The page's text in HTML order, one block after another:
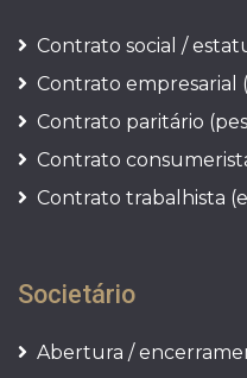
Contrato social /
Contrato empresarial
Contrato paritário
Contrato
Contrato trabalhista
Societário
Abertura /